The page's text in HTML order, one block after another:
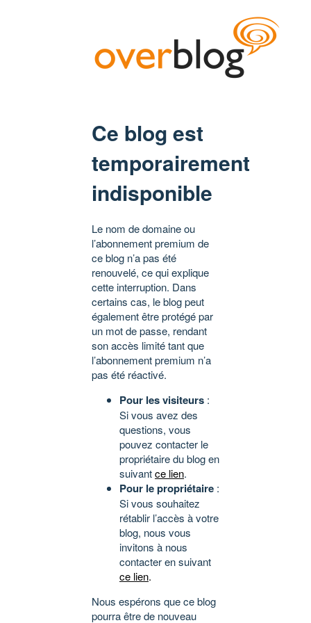
Ce blog est
temporairement
indisponible
Le nom de domaine ou
l’abonnement premium de
ce blog n’a pas été
renouvelé, ce qui explique
cette interruption. Dans
certains cas, le blog peut
également être protégé par
un mot de passe, rendant
son accès limité tant que
l’abonnement premium n’a
pas été réactivé.
Pour les visiteurs :
Si vous avez des
questions, vous
pouvez contacter le
propriétaire du blog en
suivantce lien.
Pour le propriétaire :
Si vous souhaitez
rétablir l’accès à votre
blog, nous vous
invitons à nous
contacter en suivant
ce lien.
Nous espérons que ce blog
pourra être de nouveau